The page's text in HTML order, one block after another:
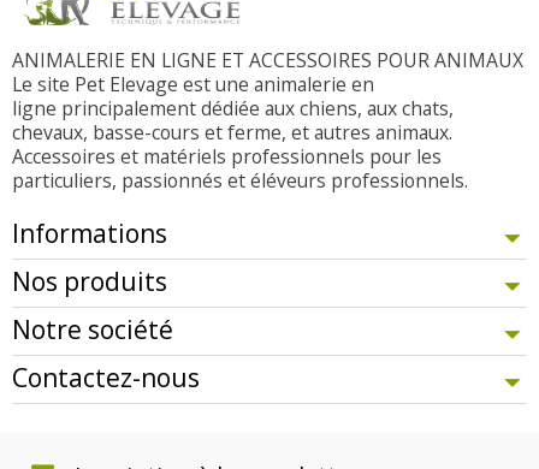
ANIMALERIE EN LIGNE ET ACCESSOIRES POUR ANIMAUX
Le site Pet Elevage est une animalerie en
ligne principalement dédiée aux chiens, aux chats,
chevaux, basse-cours et ferme, et autres animaux.
Accessoires et matériels professionnels pour les
particuliers, passionnés et éléveurs professionnels.
Informations
Nos produits
Notre société
Contactez-nous